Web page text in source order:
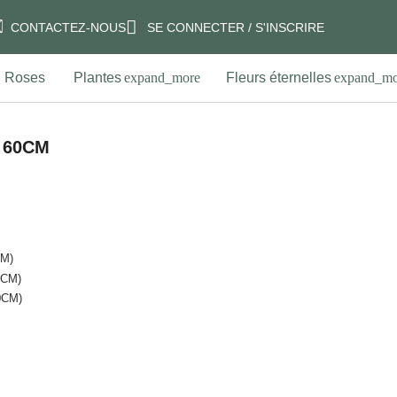
CONTACTEZ-NOUS SE CONNECTER / S'INSCRIRE
Fleurs éternelles Petits prix Cadeaux
60CM